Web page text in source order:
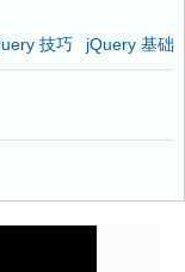
技巧 jQuery 基础